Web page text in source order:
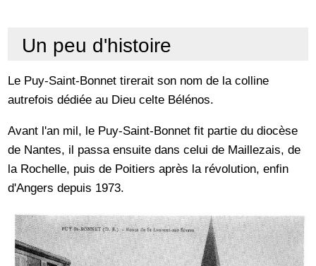
Un peu d'histoire
Le Puy-Saint-Bonnet tirerait son nom de la colline
autrefois dédiée au Dieu celte Bélénos.
Avant l'an mil, le Puy-Saint-Bonnet fit partie du diocèse
de Nantes, il passa ensuite dans celui de Maillezais, de
la Rochelle, puis de Poitiers après la révolution, enfin
d'Angers depuis 1973.